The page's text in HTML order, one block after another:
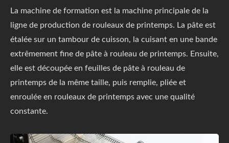
La machine de formation est la machine principale de la
ligne de production de rouleaux de printemps. La pâte est
étalée sur un tambour de cuisson, la cuisant en une bande
extrêmement fine de pâte à rouleau de printemps. Ensuite,
elle est découpée en feuilles de pâte à rouleau de
printemps de la même taille, puis remplie, pliée et
enroulée en rouleaux de printemps avec une qualité
constante.